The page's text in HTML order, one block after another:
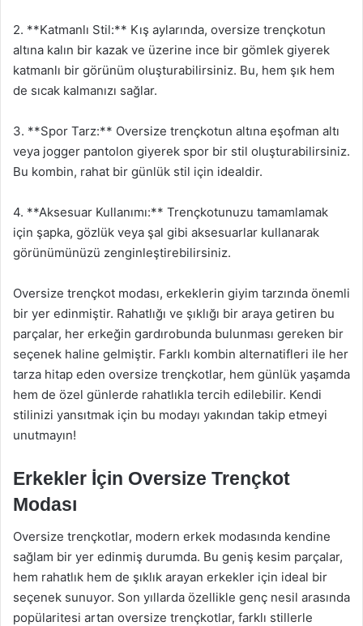
2. **Katmanlı Stil:** Kış aylarında, oversize trençkotun
altına kalın bir kazak ve üzerine ince bir gömlek giyerek
katmanlı bir görünüm oluşturabilirsiniz. Bu, hem şık hem
de sıcak kalmanızı sağlar.
3. **Spor Tarz:** Oversize trençkotun altına eşofman altı
veya jogger pantolon giyerek spor bir stil oluşturabilirsiniz.
Bu kombin, rahat bir günlük stil için idealdir.
4. **Aksesuar Kullanımı:** Trençkotunuzu tamamlamak
için şapka, gözlük veya şal gibi aksesuarlar kullanarak
görünümünüzü zenginleştirebilirsiniz.
Oversize trençkot modası, erkeklerin giyim tarzında önemli
bir yer edinmiştir. Rahatlığı ve şıklığı bir araya getiren bu
parçalar, her erkeğin gardırobunda bulunması gereken bir
seçenek haline gelmiştir. Farklı kombin alternatifleri ile her
tarza hitap eden oversize trençkotlar, hem günlük yaşamda
hem de özel günlerde rahatlıkla tercih edilebilir. Kendi
stilinizi yansıtmak için bu modayı yakından takip etmeyi
unutmayın!
Erkekler İçin Oversize Trençkot
Modası
Oversize trençkotlar, modern erkek modasında kendine
sağlam bir yer edinmiş durumda. Bu geniş kesim parçalar,
hem rahatlık hem de şıklık arayan erkekler için ideal bir
seçenek sunuyor. Son yıllarda özellikle genç nesil arasında
popülaritesi artan oversize trençkotlar, farklı stillerle